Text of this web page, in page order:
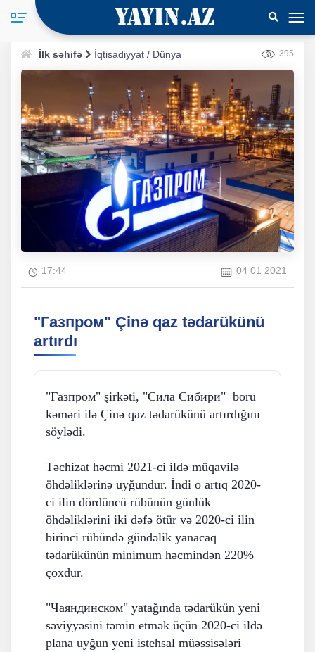
İlk səhifə İqtisadiyyat / Dünya 395
17:44 04 01 2021
"Газпром" Çinə qaz tədarükünü
artırdı
"Газпром" şirkəti, "Сила Сибири" boru
kəməri ilə Çinə qaz tədarükünü artırdığını
söylədi.
Təchizat həcmi 2021-ci ildə müqavilə
öhdəliklərinə uyğundur. İndi o artıq 2020-
ci ilin dördüncü rübünün günlük
öhdəliklərini iki dəfə ötür və 2020-ci ilin
birinci rübündə gündəlik yanacaq
tədarükünün minimum həcmindən 220%
çoxdur.
"Чаяндинском" yatağında tədarükün yeni
səviyyəsini təmin etmək üçün 2020-ci ildə
plana uyğun yeni istehsal müəssisələri